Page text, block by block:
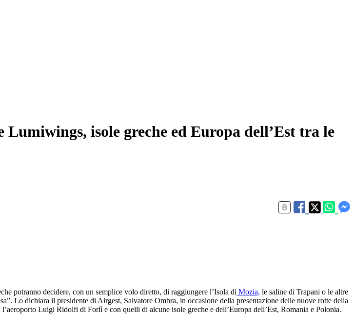
isole greche ed Europa dell’Est tra le
potranno decidere, con un semplice volo diretto, di raggiungere l’Isola di Mozia, le saline di Trapani o le altre
Lo dichiara il presidente di Airgest, Salvatore Ombra, in occasione della presentazione delle nuove rotte della
l’aeroporto Luigi Ridolfi di Forlì e con quelli di alcune isole greche e dell’Europa dell’Est, Romania e Polonia.